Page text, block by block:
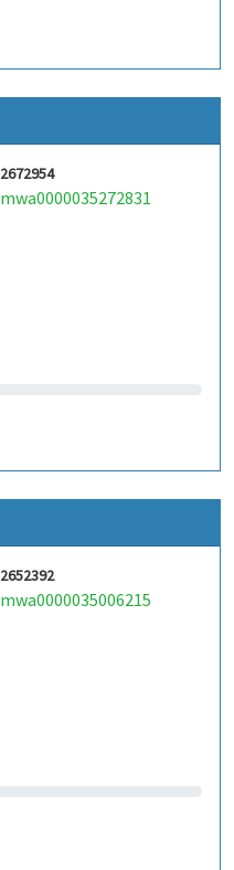
2672954
mwa0000035272831
2652392
mwa0000035006215